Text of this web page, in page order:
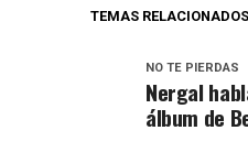
TEMAS RELACIONADOS
NO TE PIERDAS
Nergal
álbum de